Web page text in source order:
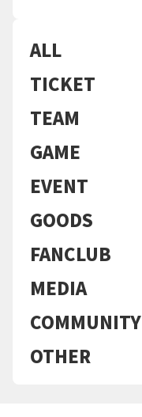
ALL
TICKET
TEAM
GAME
EVENT
GOODS
FANCLUB
MEDIA
COMMUNITY
OTHER